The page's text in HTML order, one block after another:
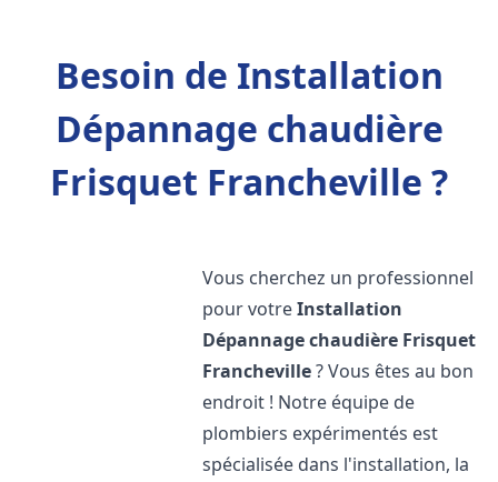
Besoin de Installation
Dépannage chaudière
Frisquet Francheville ?
Vous cherchez un professionnel
pour votreInstallation
Dépannage chaudière Frisquet
Francheville? Vous êtes au bon
endroit ! Notre équipe de
plombiers expérimentés est
spécialisée dans l'installation, la